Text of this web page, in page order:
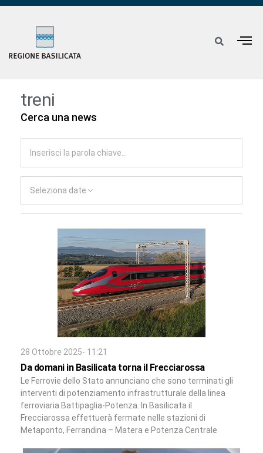
treni
Cerca una news
Seleziona date
28 Ottobre 2025- 11:21
Da domani in Basilicata torna il Frecciarossa
Le Ferrovie dello Stato annunciano che sono terminati gli
interventi di potenziamento infrastrutturale della linea
ferroviaria Battipaglia-Potenza. In Basilicata il
Frecciarossa effettuerà fermate nelle stazioni di
Metaponto, Ferrandina – Matera e Potenza Centrale